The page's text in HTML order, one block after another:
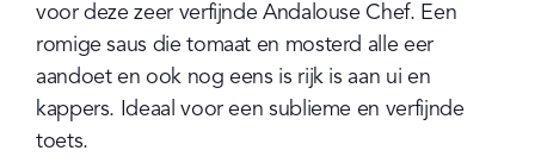
voor deze zeer verfijnde Andalouse Chef. Een
romige saus die tomaat en mosterd alle eer
aandoet en ook nog eens is rijk is aan ui en
kappers. Ideaal voor een sublieme en verfijnde
toets.